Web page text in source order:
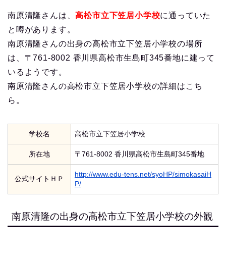
南原清隆さんは、高松市立下笠居小学校に通っていた
と噂があります。
南原清隆さんの出身の高松市立下笠居小学校の場所
は、〒761-8002 香川県高松市生島町345番地に建って
いるようです。
南原清隆さんの高松市立下笠居小学校の詳細はこち
ら。
学校名 高松市立下笠居小学校
所在地 〒761-8002 香川県高松市生島町345番地
公式サイトＨＰ
http://www.edu-tens.net/syoHP/simokasaiH
P/
南原清隆の出身の高松市立下笠居小学校の外観